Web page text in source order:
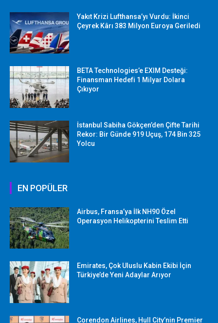
Yakıt Krizi Lufthansa’yı Vurdu: İkinci
Çeyrek Kârı 383 Milyon Euroya Geriledi
BETA Technologies’e EXIM Desteği:
Finansman Hedefi 1 Milyar Dolara
Çıkıyor
İstanbul Sabiha Gökçen’den Çifte Tarihi
Rekor: Bir Günde 919 Uçuş, 174 Bin 325
Yolcu
EN POPÜLER
Airbus, Fransa’ya İlk NH90 Özel
Operasyon Helikopterini Teslim Etti
Emirates, Çok Uluslu Kabin Ekibi İçin
Türkiye’de Yeni Adaylar Arıyor
Corendon Airlines, Hull City’nin Premier